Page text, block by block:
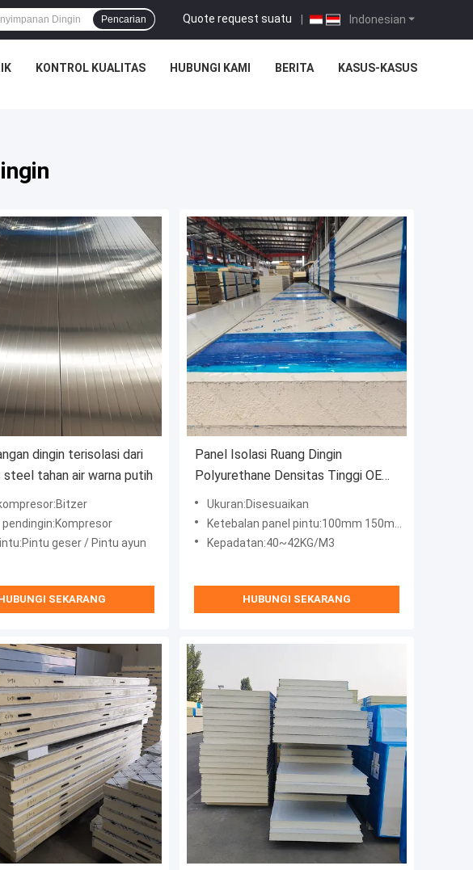
Indonesian
Quote request suatu |
Pencarian
KONTROL KUALITAS HUBUNGI KAMI BERITA KASUS-KASUS
dingin terisolasi dari
tahan air warna putih
geser / Pintu ayun
SEKARANG
Panel Isolasi Ruang Dingin
Polyurethane Densitas Tinggi OEM
/ ODM
Ukuran:Disesuaikan
Ketebalan panel pintu:100mm 150mm 200mm
Kepadatan:40~42KG/M3
HUBUNGI SEKARANG